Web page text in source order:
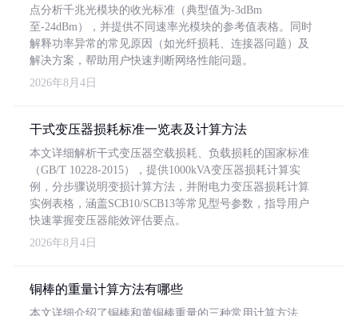
点分析千兆光模块的收光标准（典型值为-3dBm
至-24dBm），并提供不同速率光模块的参考值表格。同时
解释功率异常的常见原因（如光纤损耗、连接器问题）及
解决方案，帮助用户快速判断网络性能问题。
2026年8月4日
干式变压器损耗标准一览表及计算方法
本文详细解析干式变压器空载损耗、负载损耗的国家标准
（GB/T 10228-2015），提供1000kVA变压器损耗计算实
例，分步骤说明变损计算方法，并附电力变压器损耗计算
实例表格，涵盖SCB10/SCB13等常见型号参数，指导用户
快速掌握变压器能效评估要点。
2026年8月4日
铜棒的重量计算方法有哪些
本文详细介绍了铜棒和黄铜棒重量的三种常用计算方法